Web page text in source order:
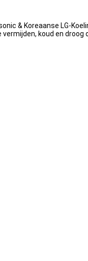
& Koreaanse LG-
koud en droog